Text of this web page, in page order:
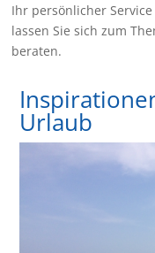
Ihr persönlicher
lassen Sie sich zum
beraten.
Urlaub